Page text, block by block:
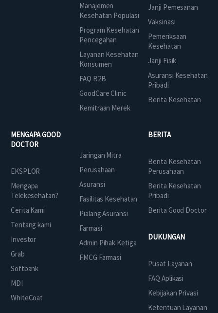
Manajemen
Kesehatan Populasi
Program Kesehatan
Pencegahan
Layanan Kesehatan
Konsumen
FAQ B2B
GoodCare Clinic
Kemitraan Merek
Janji Pemesanan
Vaksinasi
Pemeriksaan
Kesehatan
Janji Fisik
Asuransi Kesehatan
Pribadi
Berita Kesehatan
MENGAPA GOOD
DOCTOR
EKSPLOR
Mengapa
Telekesehatan?
Cerita Kami
Tentang kami
Investor
Grab
Softbank
MDI
WhiteCoat
Jaringan Mitra
Perusahaan
Asuransi
Fasilitas Kesehatan
Pialang Asuransi
Farmasi
Admin Pihak Ketiga
FMCG Farmasi
BERITA
Berita Kesehatan
Perusahaan
Berita Kesehatan
Pribadi
Berita Good Doctor
DUKUNGAN
Pusat Layanan
FAQ Aplikasi
Kebijakan Privasi
Ketentuan Layanan